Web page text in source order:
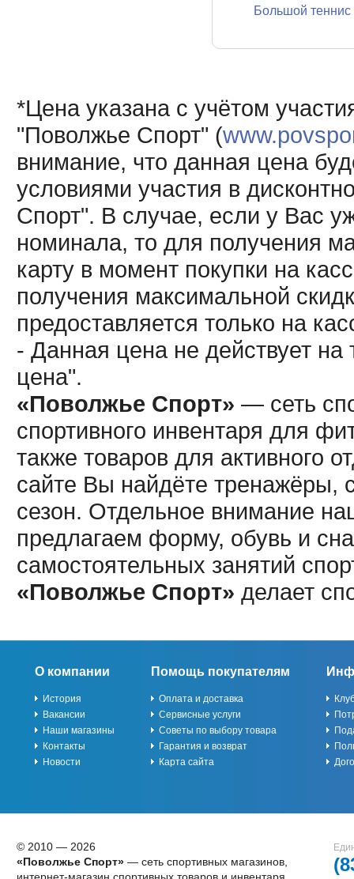
Большой теннис
*Цена указана с учётом
"Поволжье Спорт" (
внимание, что данная цена
условиями участия в
Спорт". В случае, если у Вас
номинала, то для получения
карту в момент покупки на
получения максимальной
предоставляется только на
- Данная цена не действует
цена".
«Поволжье Спорт» — сеть
спортивного инвентаря для
также товаров для активного
сайте Вы найдёте тренажёры,
сезон. Отдельное внимание
предлагаем форму, обувь и
самостоятельных занятий
«Поволжье Спорт» делает
О компании
История
Вакансии
Наши магазины
Контакты
Новости
Помощь покупателям
Оплата и доставка
Сервисные услуги
Советы по выбору товара
Гарантия и возврат
Карта сайта
© 2010 — 2026
«Поволжье Спорт»— сеть спортивных магазинов,